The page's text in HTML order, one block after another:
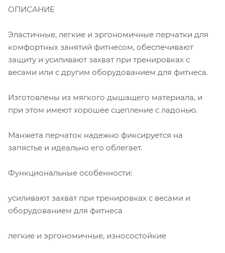
ОПИСАНИЕ
Эластичные, легкие и эргономичные перчатки для
комфортных занятий фитнесом, обеспечивают
защиту и усиливают захват при тренировках с
весами или с другим оборудованием для фитнеса.
Изготовлены из мягкого дышащего материала, и
при этом имеют хорошее сцепление с ладонью.
Манжета перчаток надежно фиксируется на
запястье и идеально его облегает.
Функциональные особенности:
усиливают захват при тренировках с весами и
оборудованием для фитнеса
легкие и эргономичные, износостойкие